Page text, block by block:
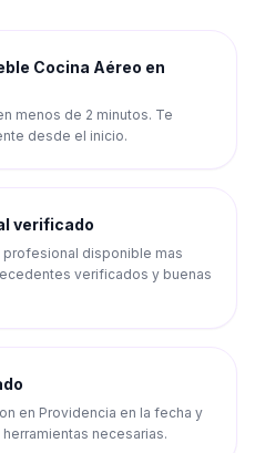
Cocina Aéreo en
menos de 2 minutos. Te
desde el inicio.
verificado
profesional disponible mas
verificados y buenas
en Providencia en la fecha y
necesarias.